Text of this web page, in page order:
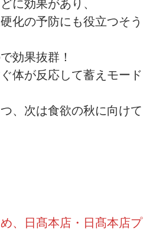
に効果があり、
化の予防にも役立つそう
効果抜群！
体が反応して蓄えモード
、次は食欲の秋に向けて
、日髙本店・日髙本店プ